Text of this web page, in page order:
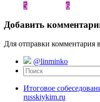
5 6
Добавить
Для отправки комментария
@linminko
Итоговое
russkiykim.ru